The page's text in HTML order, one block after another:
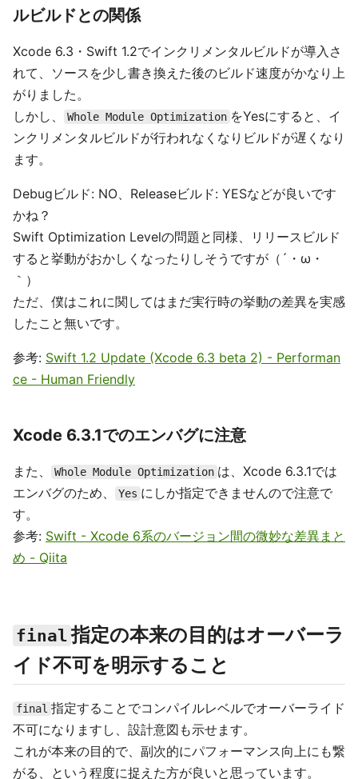
ルビルドとの関係
Xcode 6.3・Swift 1.2でインクリメンタルビルドが導入さ
れて、ソースを少し書き換えた後のビルド速度がかなり上
がりました。
しかし、
Whole Module Optimization をYesにすると、イ
ンクリメンタルビルドが行われなくなりビルドが遅くなり
ます。
Debugビルド: NO、Releaseビルド: YESなどが良いです
かね？
Swift Optimization Levelの問題と同様、リリースビルド
すると挙動がおかしくなったりしそうですが（´・ω・
｀）
ただ、僕はこれに関してはまだ実行時の挙動の差異を実感
したこと無いです。
参考: Swift 1.2 Update (Xcode 6.3 beta 2) - Performan
ce - Human Friendly
Xcode 6.3.1でのエンバグに注意
また、 Whole Module Optimization は、Xcode 6.3.1では
エンバグのため、
Yes にしか指定できませんので注意で
す。
参考: Swift - Xcode 6系のバージョン間の微妙な差異まと
め - Qiita
final 指定の本来の目的はオーバーラ
イド不可を明示すること
final 指定することでコンパイルレベルでオーバーライド
不可になりますし、設計意図も示せます。
これが本来の目的で、副次的にパフォーマンス向上にも繋
がる、という程度に捉えた方が良いと思っています。